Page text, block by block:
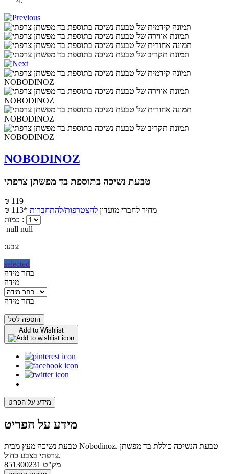
NOBODINOZ
טבעת נשיכה בתוספת בד מפשתן צרפתי
₪ 119
₪ 113*
מחיר לחברי מועדון להצטרפות/להתחברות
כמות :
null null
:צבע
selected
בחר מידה
מידה
בחר מידה
הוספה לסל
Add to Wishlist
מידע על הפריט
מידע על הפריט
טבעת נשיכה מעץ מבית Nobodinoz. טבעת הנשיכה כוללת בד מפשתן
צרפתי בצבע כחול.
מק"ט 851300231